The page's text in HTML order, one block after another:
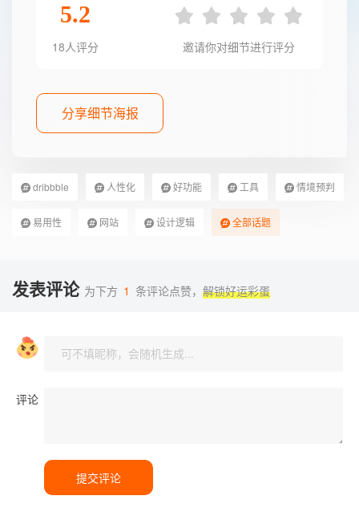
5.2
18人评分 邀请你对细节进行评分
分享细节海报
dribbble 人性化 好功能 工具 情境预判
易用性 网站 设计逻辑 全部话题
发表评论 为下方 1 条评论点赞， 解锁好运彩蛋
评论
提交评论